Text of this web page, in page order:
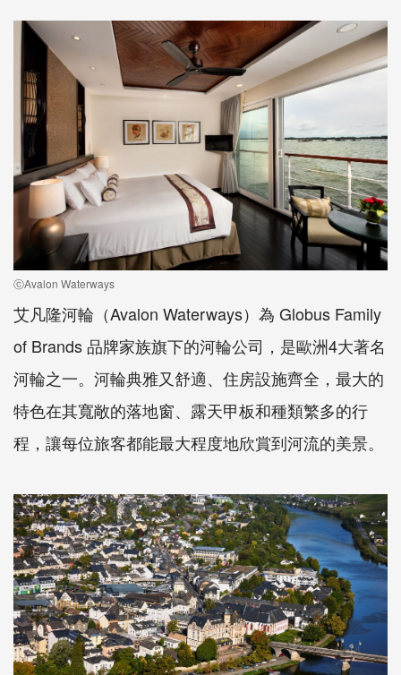
ⓒAvalon Waterways
艾凡隆河輪（Avalon Waterways）為 Globus Family
of Brands 品牌家族旗下的河輪公司，是歐洲4大著名
河輪之一。河輪典雅又舒適、住房設施齊全，最大的
特色在其寬敞的落地窗、露天甲板和種類繁多的行
程，讓每位旅客都能最大程度地欣賞到河流的美景。